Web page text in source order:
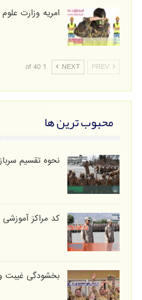
امریه وزارت علوم
PREV
NEXT
1 of 40
محبوب ترین ها
نحوه تقسیم
کد مراکز
بخشودگی غیبت